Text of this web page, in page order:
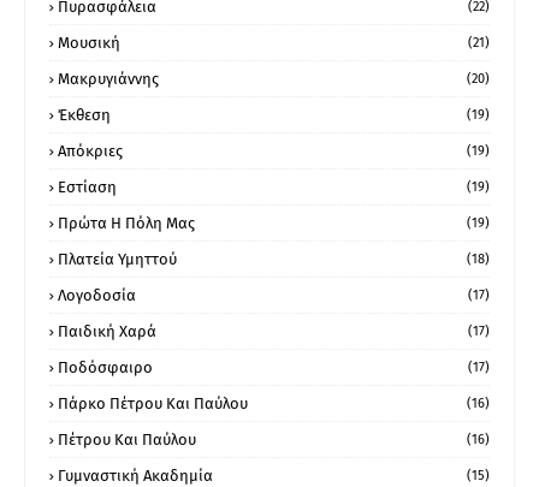
Πυρασφάλεια (22)
Μουσική (21)
Μακρυγιάννης (20)
Έκθεση (19)
Απόκριες (19)
Εστίαση (19)
Πρώτα Η Πόλη Μας (19)
Πλατεία Υμηττού (18)
Λογοδοσία (17)
Παιδική Χαρά (17)
Ποδόσφαιρο (17)
Πάρκο Πέτρου Και Παύλου (16)
Πέτρου Και Παύλου (16)
Γυμναστική Ακαδημία (15)